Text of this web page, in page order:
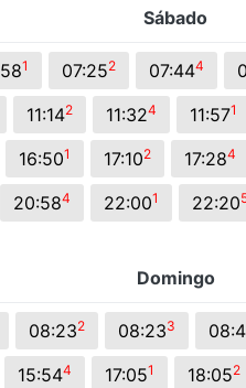
Sábado
1 07:252 07:444
11:142 11:324 11:571
16:501 17:102 17:284
20:584 22:001 22:20
Domingo
08:232 08:233
15:544 17:051 18:052